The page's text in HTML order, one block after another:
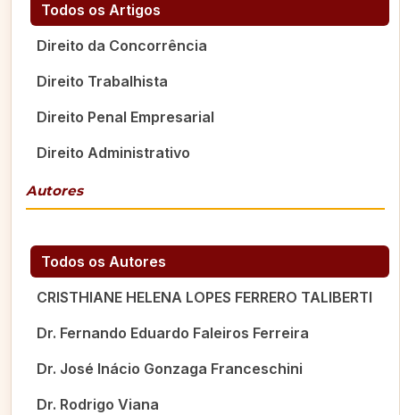
Todos os Artigos
Direito da Concorrência
Direito Trabalhista
Direito Penal Empresarial
Direito Administrativo
Autores
Todos os Autores
CRISTHIANE HELENA LOPES FERRERO TALIBERTI
Dr. Fernando Eduardo Faleiros Ferreira
Dr. José Inácio Gonzaga Franceschini
Dr. Rodrigo Viana